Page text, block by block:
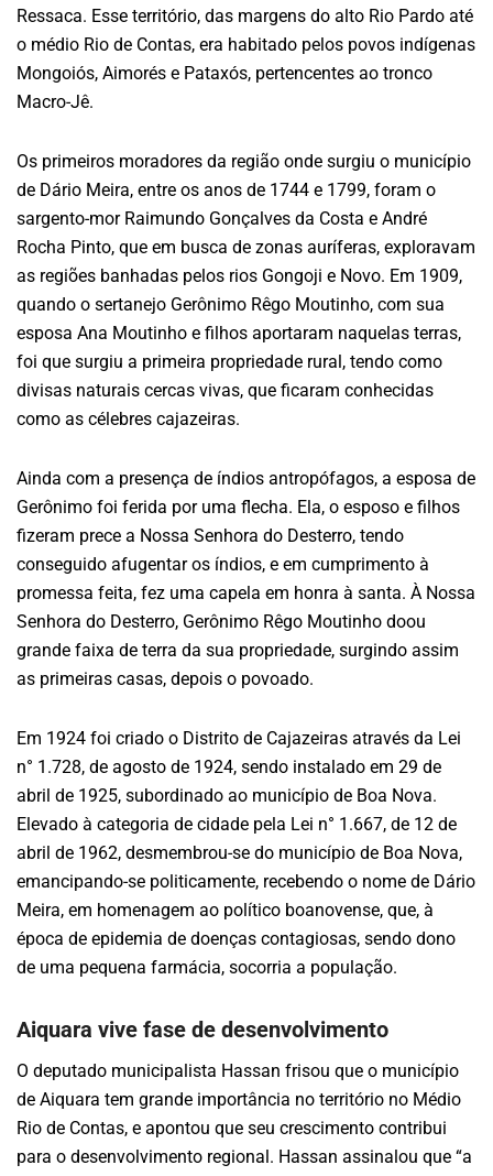
Ressaca. Esse território, das margens do alto Rio Pardo até
o médio Rio de Contas, era habitado pelos povos indígenas
Mongoiós, Aimorés e Pataxós, pertencentes ao tronco
Macro-Jê.
Os primeiros moradores da região onde surgiu o município
de Dário Meira, entre os anos de 1744 e 1799, foram o
sargento-mor Raimundo Gonçalves da Costa e André
Rocha Pinto, que em busca de zonas auríferas, exploravam
as regiões banhadas pelos rios Gongoji e Novo. Em 1909,
quando o sertanejo Gerônimo Rêgo Moutinho, com sua
esposa Ana Moutinho e filhos aportaram naquelas terras,
foi que surgiu a primeira propriedade rural, tendo como
divisas naturais cercas vivas, que ficaram conhecidas
como as célebres cajazeiras.
Ainda com a presença de índios antropófagos, a esposa de
Gerônimo foi ferida por uma flecha. Ela, o esposo e filhos
fizeram prece a Nossa Senhora do Desterro, tendo
conseguido afugentar os índios, e em cumprimento à
promessa feita, fez uma capela em honra à santa. À Nossa
Senhora do Desterro, Gerônimo Rêgo Moutinho doou
grande faixa de terra da sua propriedade, surgindo assim
as primeiras casas, depois o povoado.
Em 1924 foi criado o Distrito de Cajazeiras através da Lei
n° 1.728, de agosto de 1924, sendo instalado em 29 de
abril de 1925, subordinado ao município de Boa Nova.
Elevado à categoria de cidade pela Lei n° 1.667, de 12 de
abril de 1962, desmembrou-se do município de Boa Nova,
emancipando-se politicamente, recebendo o nome de Dário
Meira, em homenagem ao político boanovense, que, à
época de epidemia de doenças contagiosas, sendo dono
de uma pequena farmácia, socorria a população.
Aiquara vive fase de desenvolvimento
O deputado municipalista Hassan frisou que o município
de Aiquara tem grande importância no território no Médio
Rio de Contas, e apontou que seu crescimento contribui
para o desenvolvimento regional. Hassan assinalou que “a